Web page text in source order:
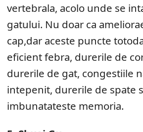
vertebrala, acolo unde se
gatului. Nu doar ca
cap,dar aceste puncte
eficient febra, durerile de
durerile de gat, congestiile
intepenit, durerile de spate
imbunatateste memoria.